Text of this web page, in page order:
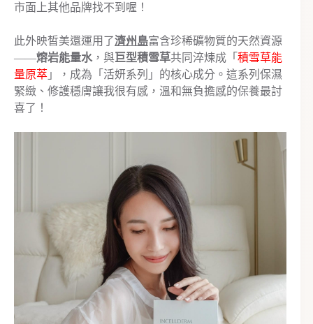
市面上其他品牌找不到喔！
此外映皙美還運用了濟州島富含珍稀礦物質的天然資源
——熔岩能量水，與 巨型積雪草共同淬煉成「 積雪草能
量原萃 」，成為「活妍系列」的核心成分。這系列保濕
緊緻、修護穩膚讓我很有感，溫和無負擔感的保養最討
喜了！